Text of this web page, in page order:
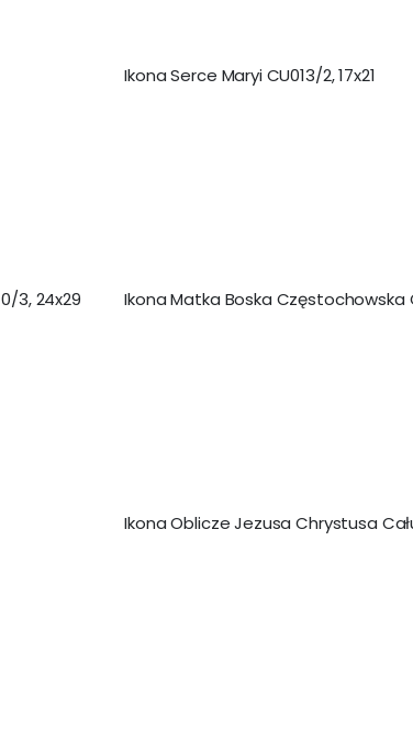
Ikona Serce Maryi CU013/2, 17x21
3, 24x29 Ikona Matka Boska Częstochowska
Ikona Oblicze Jezusa Chrystusa